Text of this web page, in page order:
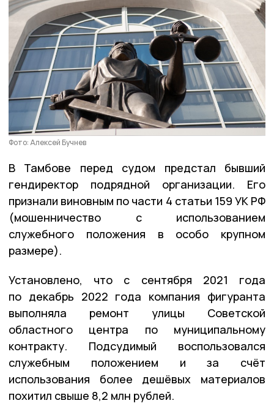
Фото: Алексей Бучнев
В Тамбове перед судом предстал бывший
гендиректор подрядной организации. Его
признали виновным по части 4 статьи 159 УК РФ
(мошенничество с использованием
служебного положения в особо крупном
размере).
Установлено, что с сентября 2021 года
по декабрь 2022 года компания фигуранта
выполняла ремонт улицы Советской
областного центра по муниципальному
контракту. Подсудимый воспользовался
служебным положением и за счёт
использования более дешёвых материалов
похитил свыше 8,2 млн рублей.